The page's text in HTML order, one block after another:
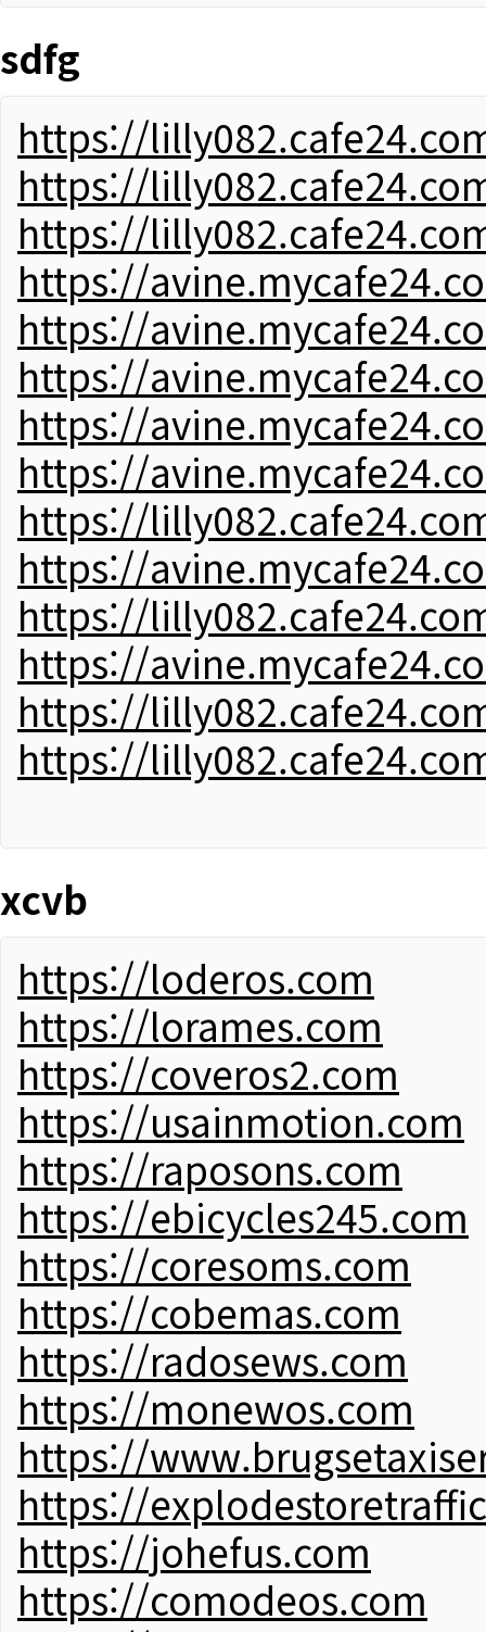
sdfg
https://
https://
https://
https://
https://
https://
https://
https://
https://
https://
https://
https://
https://
https://
xcvb
https://loderos.com
https://lorames.com
https://coveros2.com
https://usainmotion.com
https://raposons.com
https://ebicycles245.com
https://coresoms.com
https://cobemas.com
https://radosews.com
https://monewos.com
https://
https://
https://johefus.com
https://comodeos.com